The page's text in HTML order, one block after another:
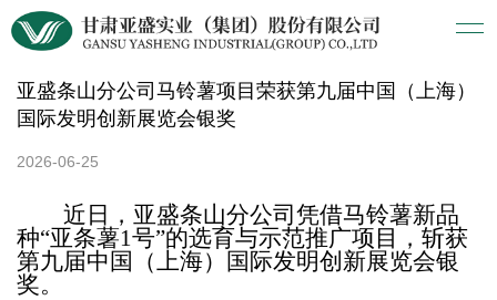
亚盛条山分公司马铃薯项目荣获第九届中国（上海）
国际发明创新展览会银奖
2026-06-25
近日 ，亚盛条山分公司凭借马铃薯新品
种“亚条薯1号”的选育与示范推广项目， 斩获
第九届中国（上海）国际发明创新展览会银
奖。